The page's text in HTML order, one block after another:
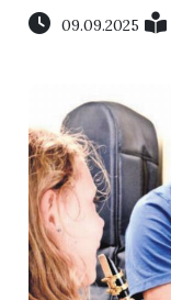
Veranstaltungen
E-
Paper
Newsletter
App
09.09.2025